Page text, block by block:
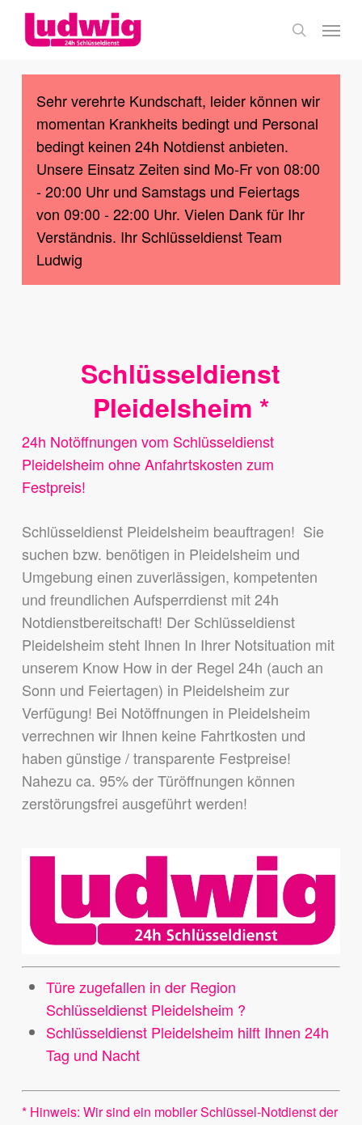
Skip
content
search
Menu
Sehr verehrte Kundschaft, leider können wir
momentan Krankheits bedingt und Personal
bedingt keinen 24h Notdienst anbieten.
Unsere Einsatz Zeiten sind Mo-Fr von 08:00
- 20:00 Uhr und Samstags und Feiertags
von 09:00 - 22:00 Uhr. Vielen Dank für Ihr
Verständnis. Ihr Schlüsseldienst Team
Ludwig
Schlüsseldienst
Pleidelsheim *
24h Notöffnungen vom Schlüsseldienst
Pleidelsheim ohne Anfahrtskosten zum
Festpreis!
Schlüsseldienst Pleidelsheim beauftragen! Sie
suchen bzw. benötigen in Pleidelsheim und
Umgebung einen zuverlässigen, kompetenten
und freundlichen Aufsperrdienst mit 24h
Notdienstbereitschaft! Der Schlüsseldienst
Pleidelsheim steht Ihnen In Ihrer Notsituation mit
unserem Know How in der Regel 24h (auch an
Sonn und Feiertagen) in Pleidelsheim zur
Verfügung! Bei Notöffnungen in Pleidelsheim
verrechnen wir Ihnen keine Fahrtkosten und
haben günstige / transparente Festpreise!
Nahezu ca. 95% der Türöffnungen können
zerstörungsfrei ausgeführt werden!
Türe zugefallen in der Region
Schlüsseldienst Pleidelsheim ?
Schlüsseldienst Pleidelsheim hilft Ihnen 24h
Tag und Nacht
* Hinweis: Wir sind ein mobiler Schlüssel-Notdienst der